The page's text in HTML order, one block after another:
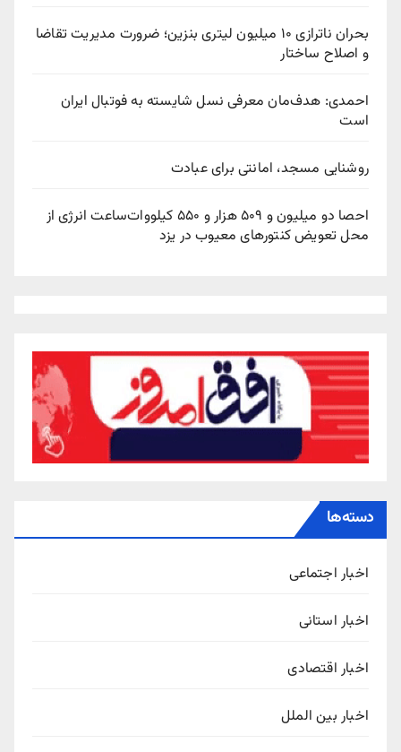
بحران ناترازی ۱۰ میلیون لیتری بنزین؛ ضرورت مدیریت تقاضا
و اصلاح ساختار
احمدی: هدف‌مان معرفی نسل شایسته به فوتبال ایران
است
روشنایی مسجد، امانتی برای عبادت
احصا دو میلیون و ۵۰۹ هزار و ۵۵۰ کیلووات‌ساعت انرژی از
محل تعویض کنتورهای معیوب در یزد
دسته‌ها
اخبار اجتماعی
اخبار استانی
اخبار اقتصادی
اخبار بین الملل